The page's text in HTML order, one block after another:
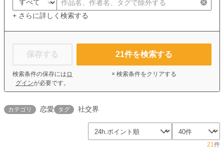
+ さらに詳しく検索する
保存する
検索条件の保存には ロ
グインが必要です。
21件を検索する
× 検索条件をクリアする
カテゴリ 恋愛 タグ 社交界
21件